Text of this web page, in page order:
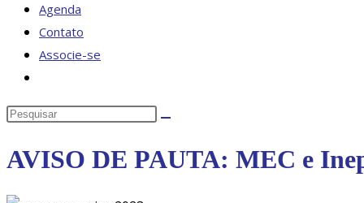
Agenda
Contato
Associe-se
do
Pesquisar
site
AVISO DE PAUTA: MEC e